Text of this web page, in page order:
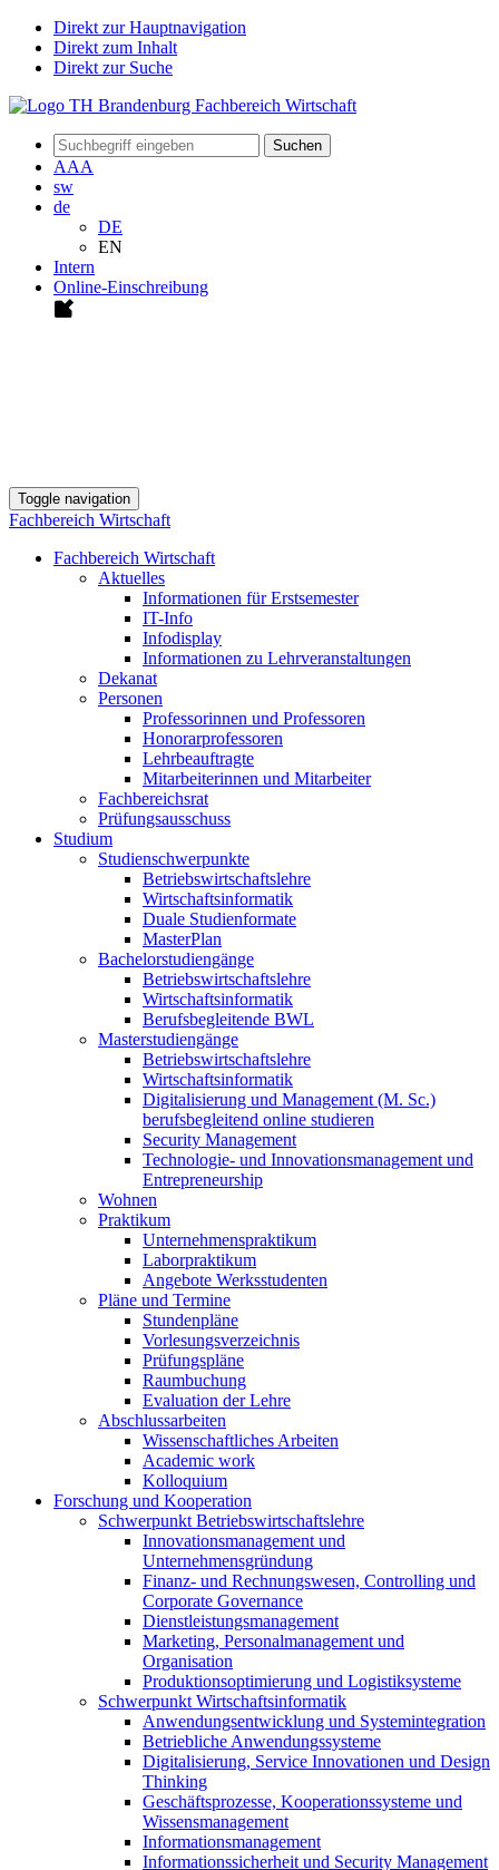
Direkt zur Hauptnavigation
Direkt zum Inhalt
Direkt zur Suche
Suchen
AAA
sw
de
DE
EN
Intern
Online-Einschreibung
Toggle navigation
Fachbereich Wirtschaft
Fachbereich Wirtschaft
Aktuelles
Informationen für Erstsemester
IT-Info
Infodisplay
Informationen zu Lehrveranstaltungen
Dekanat
Personen
Professorinnen und Professoren
Honorarprofessoren
Lehrbeauftragte
Mitarbeiterinnen und Mitarbeiter
Fachbereichsrat
Prüfungsausschuss
Studium
Studienschwerpunkte
Betriebswirtschaftslehre
Wirtschaftsinformatik
Duale Studienformate
MasterPlan
Bachelorstudiengänge
Betriebswirtschaftslehre
Wirtschaftsinformatik
Berufsbegleitende BWL
Masterstudiengänge
Betriebswirtschaftslehre
Wirtschaftsinformatik
Digitalisierung und Management (M. Sc.)
berufsbegleitend online studieren
Security Management
Technologie- und Innovationsmanagement und
Entrepreneurship
Wohnen
Praktikum
Unternehmenspraktikum
Laborpraktikum
Angebote Werksstudenten
Pläne und Termine
Stundenpläne
Vorlesungsverzeichnis
Prüfungspläne
Raumbuchung
Evaluation der Lehre
Abschlussarbeiten
Wissenschaftliches Arbeiten
Academic work
Kolloquium
Forschung und Kooperation
Schwerpunkt Betriebswirtschaftslehre
Innovationsmanagement und
Unternehmensgründung
Finanz- und Rechnungswesen, Controlling und
Corporate Governance
Dienstleistungsmanagement
Marketing, Personalmanagement und
Organisation
Produktionsoptimierung und Logistiksysteme
Schwerpunkt Wirtschaftsinformatik
Anwendungsentwicklung und Systemintegration
Betriebliche Anwendungssysteme
Digitalisierung, Service Innovationen und Design
Thinking
Geschäftsprozesse, Kooperationssysteme und
Wissensmanagement
Informationsmanagement
Informationssicherheit und Security Management